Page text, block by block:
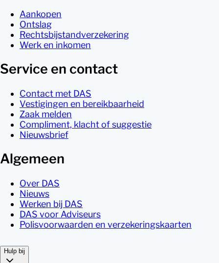
Aankopen
Ontslag
Rechtsbijstandverzekering
Werk en inkomen
Service en contact
Contact met DAS
Vestigingen en bereikbaarheid
Zaak melden
Compliment, klacht of suggestie
Nieuwsbrief
Algemeen
Over DAS
Nieuws
Werken bij DAS
DAS voor Adviseurs
Polisvoorwaarden en verzekeringskaarten
Hulp bij